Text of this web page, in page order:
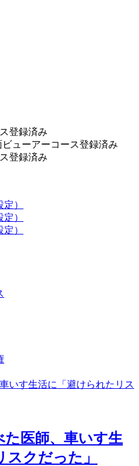
登録済み
ビューアーコース登録済み
登録済み
）
）
）
いす生活に「避けられたリス
た医師、車いす生
クだった」